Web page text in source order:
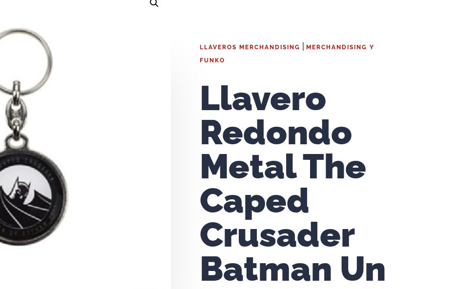
LLAVEROS MERCHANDISING
MERCHANDISING Y
FUNKO
Llavero
Redondo
Metal The
Caped
Crusader
Batman Un